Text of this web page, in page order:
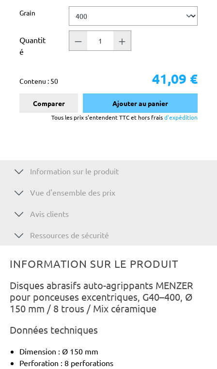
Sélectionnez
Grain
Quantit
é
Contenu : 50 41,09 €
Comparer Ajouter au panier
Tous les prix s'entendent TTC et hors fraisd'expédition
Information sur le produit
Vue d'ensemble des prix
Avis clients
Ressources de sécurité
INFORMATION SUR LE PRODUIT
Disques abrasifs auto-agrippants MENZER
pour ponceuses excentriques, G40–400, Ø
150 mm / 8 trous / Mix céramique
Données techniques
Dimension : Ø 150 mm
Perforation : 8 perforations